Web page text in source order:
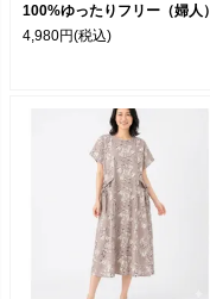
100%ゆったりフリー（婦人）
4,980円(税込)